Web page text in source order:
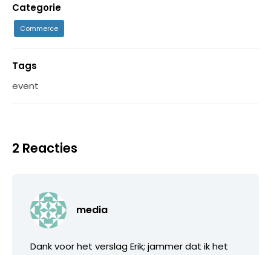
Categorie
Commerce
Tags
event
2 Reacties
media
Dank voor het verslag Erik; jammer dat ik het